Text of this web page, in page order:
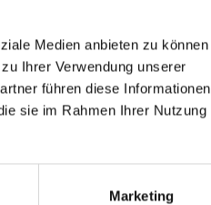
Medien anbieten zu können
Ihrer Verwendung unserer
führen diese Informationen
sie im Rahmen Ihrer Nutzung
Marketing